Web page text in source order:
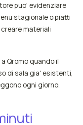
puo' evidenziare
stagionale o piatti
materiali
Qromo quando il
di sala gia' esistenti,
ogni giorno.